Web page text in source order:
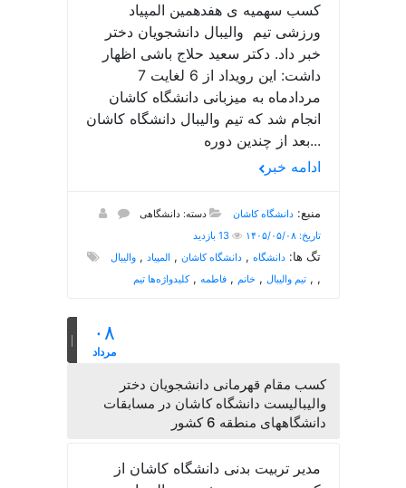
کسب سهمیه ی هفدهمین المپیاد
ورزشی تیم والیبال دانشجویان دختر
خبر داد. دکتر سعید حلاج باشی اظهار
داشت: این رویداد از 6 لغایت 7
مردادماه به میزبانی دانشگاه کاشان
انجام شد که تیم والیبال دانشگاه کاشان
بعد از چندین دوره...
ادامه خبر
منبع:دانشگاه کاشان
دسته: دانشگاهی
تاریخ: ۱۴۰۵/۰۵/۰۸
13 بازدید
تگ ها:دانشگاه ,دانشگاه کاشان , المپیاد ,والیبال
,تیم والیبال , خانم ,فاطمه ,کلیدواژه‌ها تیم ,
۰۸
مرداد
کسب مقام قهرمانی دانشجویان دختر
والیبالیست دانشگاه کاشان در مسابقات
دانشگاههای منطقه 6 کشور
مدیر تربیت بدنی دانشگاه کاشان از